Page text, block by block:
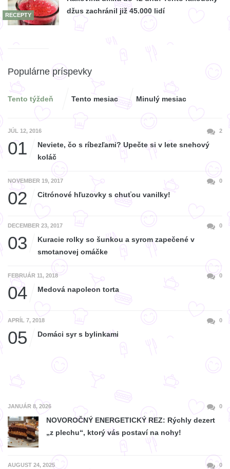
RECEPTY
džus zachránil již 45.000 lidí
Populárne príspevky
Tento týždeň Tento mesiac Minulý mesiac
JÚL 12, 2016 2
01
Neviete, čo s ríbezľami? Upečte si v lete snehový
koláč
NOVEMBER 19, 2017 0
02 Citrónové hľuzovky s chuťou vanilky!
DECEMBER 23, 2017 0
03
Kuracie rolky so šunkou a syrom zapečené v
smotanovej omáčke
FEBRUÁR 11, 2018 0
04 Medová napoleon torta
APRÍL 7, 2018 0
05 Domáci syr s bylinkami
JANUÁR 8, 2026 0
NOVOROČNÝ ENERGETICKÝ REZ: Rýchly dezert
„z plechu“, ktorý vás postaví na nohy!
AUGUST 24, 2025 0